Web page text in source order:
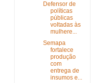
Defensor de
políticas
públicas
voltadas às
mulhere...
Semapa
fortalece
produção
com
entrega de
insumos e...